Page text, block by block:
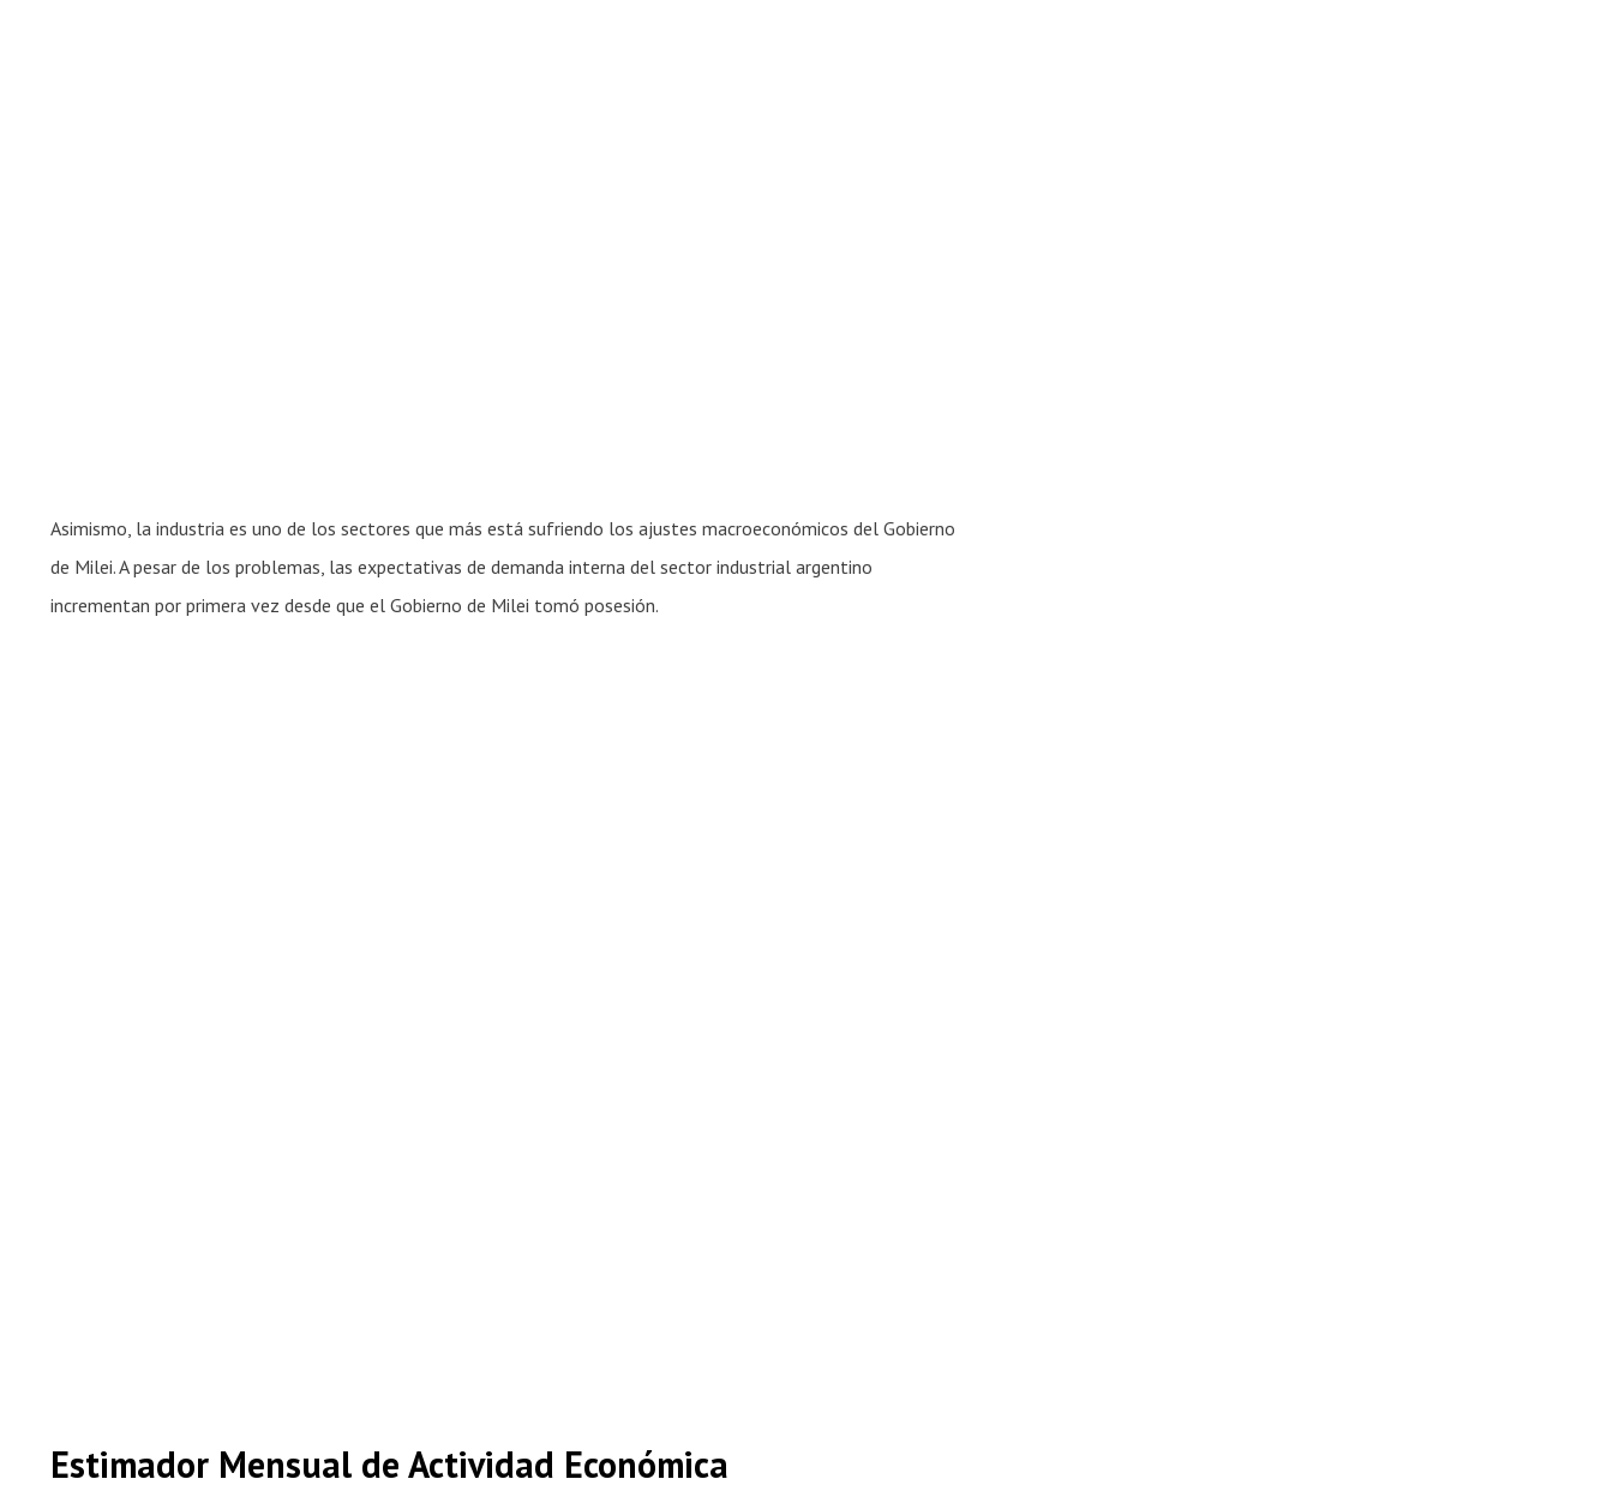
Asimismo, la industria es uno de los sectores que más está sufriendo los ajustes macroeconómicos del Gobierno
de Milei. A pesar de los problemas, las expectativas de demanda interna del sector industrial argentino
incrementan por primera vez desde que el Gobierno de Milei tomó posesión.
Estimador Mensual de Actividad Económica